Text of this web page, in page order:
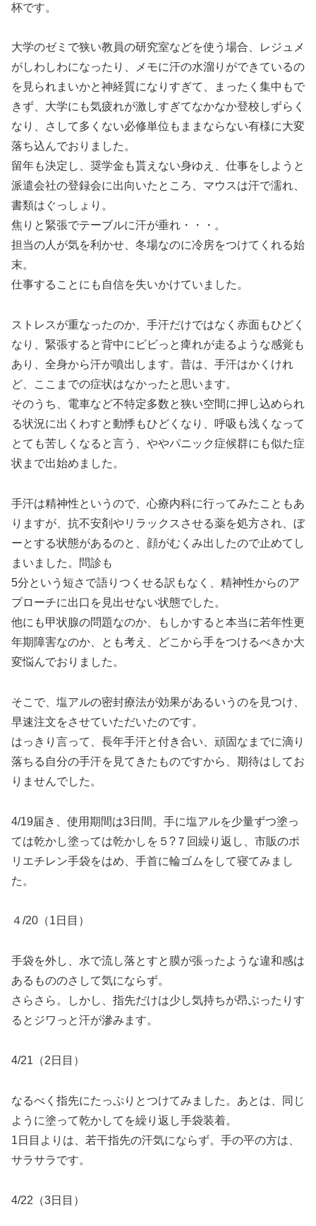
杯です。
大学のゼミで狭い教員の研究室などを使う場合、レジュメ
がしわしわになったり、メモに汗の水溜りができているの
を見られまいかと神経質になりすぎて、まったく集中もで
きず、大学にも気疲れが激しすぎてなかなか登校しずらく
なり、さして多くない必修単位もままならない有様に大変
落ち込んでおりました。
留年も決定し、奨学金も貰えない身ゆえ、仕事をしようと
派遣会社の登録会に出向いたところ、マウスは汗で濡れ、
書類はぐっしょり。
焦りと緊張でテーブルに汗が垂れ・・・。
担当の人が気を利かせ、冬場なのに冷房をつけてくれる始
末。
仕事することにも自信を失いかけていました。
ストレスが重なったのか、手汗だけではなく赤面もひどく
なり、緊張すると背中にビビっと痺れが走るような感覚も
あり、全身から汗が噴出します。昔は、手汗はかくけれ
ど、ここまでの症状はなかったと思います。
そのうち、電車など不特定多数と狭い空間に押し込められ
る状況に出くわすと動悸もひどくなり、呼吸も浅くなって
とても苦しくなると言う、ややパニック症候群にも似た症
状まで出始めました。
手汗は精神性というので、心療内科に行ってみたこともあ
りますが、抗不安剤やリラックスさせる薬を処方され、ぼ
ーとする状態があるのと、顔がむくみ出したので止めてし
まいました。問診も
5分という短さで語りつくせる訳もなく、精神性からのア
プローチに出口を見出せない状態でした。
他にも甲状腺の問題なのか、もしかすると本当に若年性更
年期障害なのか、とも考え、どこから手をつけるべきか大
変悩んでおりました。
そこで、塩アルの密封療法が効果があるいうのを見つけ、
早速注文をさせていただいたのです。
はっきり言って、長年手汗と付き合い、頑固なまでに滴り
落ちる自分の手汗を見てきたものですから、期待はしてお
りませんでした。
4/19届き、使用期間は3日間。手に塩アルを少量ずつ塗っ
ては乾かし塗っては乾かしを５?７回繰り返し、市販のポ
リエチレン手袋をはめ、手首に輪ゴムをして寝てみまし
た。
４/20（1日目）
手袋を外し、水で流し落とすと膜が張ったような違和感は
あるもののさして気にならず。
さらさら。しかし、指先だけは少し気持ちが昂ぶったりす
るとジワっと汗が滲みます。
4/21（2日目）
なるべく指先にたっぷりとつけてみました。あとは、同じ
ように塗って乾かしてを繰り返し手袋装着。
1日目よりは、若干指先の汗気にならず。手の平の方は、
サラサラです。
4/22（3日目）